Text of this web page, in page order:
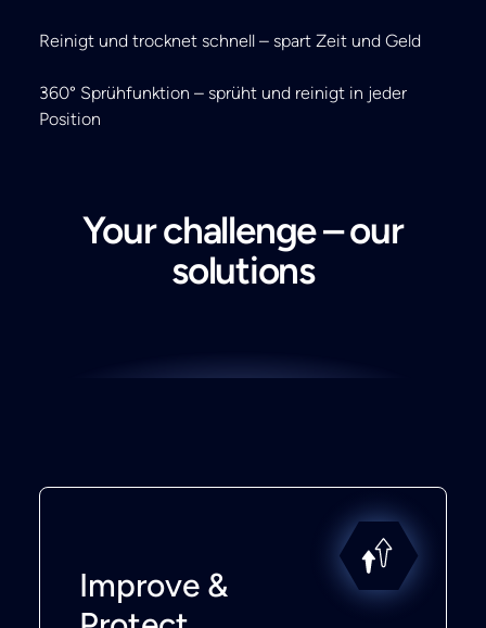
Reinigt und trocknet schnell – spart Zeit und Geld
360° Sprühfunktion – sprüht und reinigt in jeder
Position
Your challenge – our
solutions
Improve &